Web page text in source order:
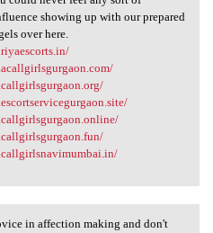
showing up with our prepared
over here.
in affection making and don't